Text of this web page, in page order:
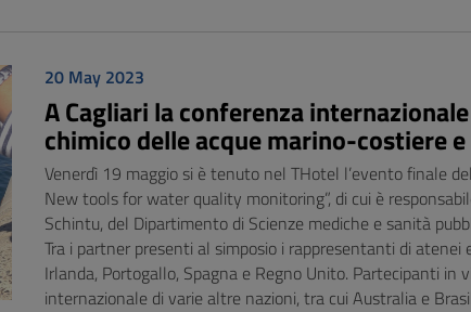
20 May 2023
A Cagliari la conferenza
chimico delle acque marino-costiere
Venerdì 19 maggio si è tenuto nel THotel l’evento finale
New tools for water quality monitoring”, di cui è
Schintu, del Dipartimento di Scienze mediche e sanità
Tra i partner presenti al simposio i rappresentanti di atenei
Irlanda, Portogallo, Spagna e Regno Unito. Partecipanti in
internazionale di varie altre nazioni, tra cui Australia e